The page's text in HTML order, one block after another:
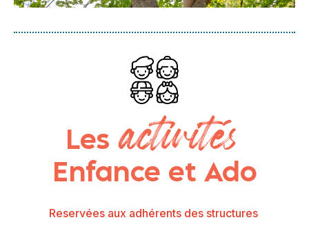
Lesactivités
Enfance et Ado
Reservées aux adhérents des structures